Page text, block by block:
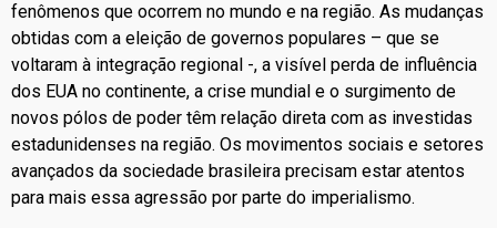
fenômenos que ocorrem no mundo e na região. As mudanças
obtidas com a eleição de governos populares – que se
voltaram à integração regional -, a visível perda de influência
dos EUA no continente, a crise mundial e o surgimento de
novos pólos de poder têm relação direta com as investidas
estadunidenses na região. Os movimentos sociais e setores
avançados da sociedade brasileira precisam estar atentos
para mais essa agressão por parte do imperialismo.